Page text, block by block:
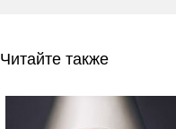
Читайте также